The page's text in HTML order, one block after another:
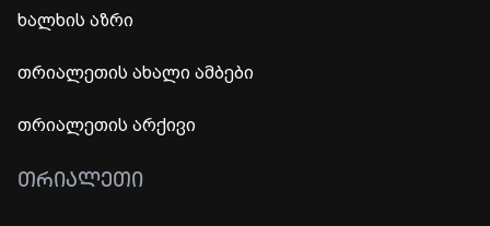
ხალხის აზრი
თრიალეთის ახალი ამბები
თრიალეთის არქივი
ᲗᲠᲘᲐᲚᲔᲗᲘ